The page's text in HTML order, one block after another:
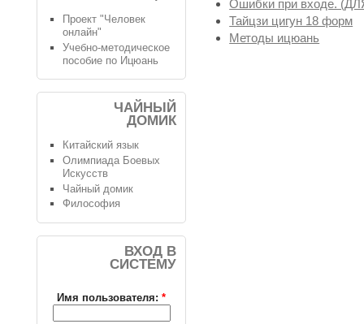
Ошибки при входе.
Тайцзи цигун 18 форм
Методы ицюань
Проект "Человек
онлайн"
Учебно-методическое
пособие по Ицюань
ЧАЙНЫЙ
ДОМИК
Китайский язык
Олимпиада Боевых
Искусств
Чайный домик
Философия
ВХОД В
СИСТЕМУ
Имя пользователя: *